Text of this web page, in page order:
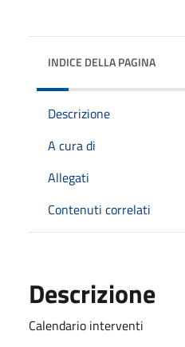
INDICE DELLA PAGINA
Descrizione
A cura di
Allegati
Contenuti correlati
Descrizione
Calendario interventi